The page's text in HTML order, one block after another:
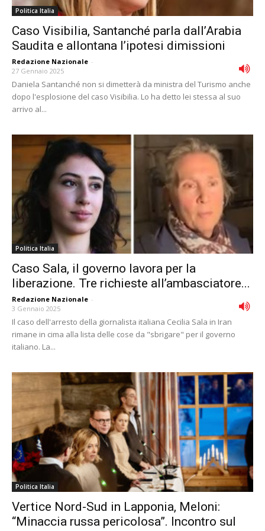
Politica Italia
Caso Visibilia, Santanché parla dall’Arabia
Saudita e allontana l’ipotesi dimissioni
Redazione Nazionale -
27 Gennaio 2025
Daniela Santanché non si dimetterà da ministra del Turismo anche
dopo l'esplosione del caso Visibilia. Lo ha detto lei stessa al suo
arrivo al...
Politica Italia
Caso Sala, il governo lavora per la
liberazione. Tre richieste all’ambasciatore...
Redazione Nazionale -
3 Gennaio 2025
Il caso dell'arresto della giornalista italiana Cecilia Sala in Iran
rimane in cima alla lista delle cose da "sbrigare" per il governo
italiano. La...
Politica Italia
Vertice Nord-Sud in Lapponia, Meloni:
“Minaccia russa pericolosa”. Incontro sul